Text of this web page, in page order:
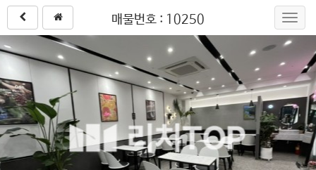
매물번호 : 10250